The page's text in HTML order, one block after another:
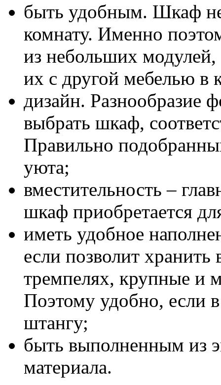
быть удобным. Шкаф
комнату. Именно
из небольших
их с другой мебелью в
дизайн. Разнообразие
выбрать шкаф,
Правильно
уюта;
вместительность –
шкаф приобретается
иметь удобное
если позволит
тремпелях, крупные и
Поэтому удобно, если
штангу;
быть выполненным из
материала.